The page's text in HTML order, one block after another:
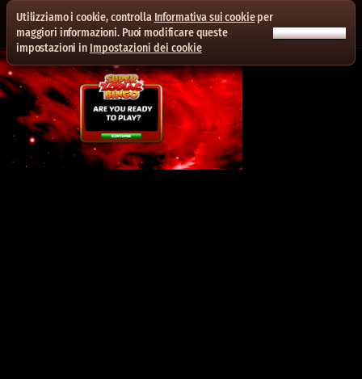
Utilizziamo i cookie, controlla Informativa sui cookieper
maggiori informazioni. Puoi modificare queste
impostazioni in Impostazioni dei cookie
ACCETTA TUTTI